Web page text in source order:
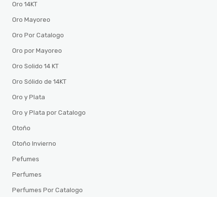
Oro 14KT
Oro Mayoreo
Oro Por Catalogo
Oro por Mayoreo
Oro Solido 14 KT
Oro Sólido de 14KT
Oro y Plata
Oro y Plata por Catalogo
Otoño
Otoño Invierno
Pefumes
Perfumes
Perfumes Por Catalogo